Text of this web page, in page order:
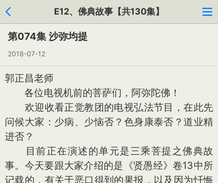
E12、佛典故事【共130集】
第074集 沙弥均提
2018-07-12
郭正昌老师
各位电视机前的菩萨们，阿弥陀佛！
欢迎收看正觉教团的电视弘法节目，在此先
问候大家：少病、少恼否？色身康泰否？道业精
进否？
目前正在演述的单元是三乘菩提之佛典故
事。今天要跟大家介绍的是《贤愚经》卷13中所
记载的，有关于恶口得到的果报，以及因为忏悔